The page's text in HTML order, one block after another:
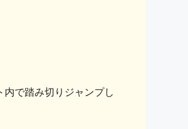
で踏み切りジャンプし